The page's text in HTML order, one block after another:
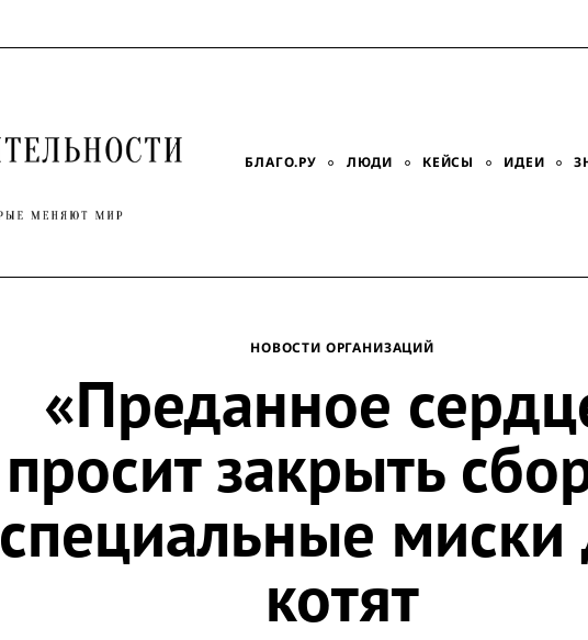
БЛАГО.РУ ЛЮДИ КЕЙСЫ ИДЕИ
НОВОСТИ ОРГАНИЗАЦИЙ
«Преданное
просит закрыть
специальные миски
котят